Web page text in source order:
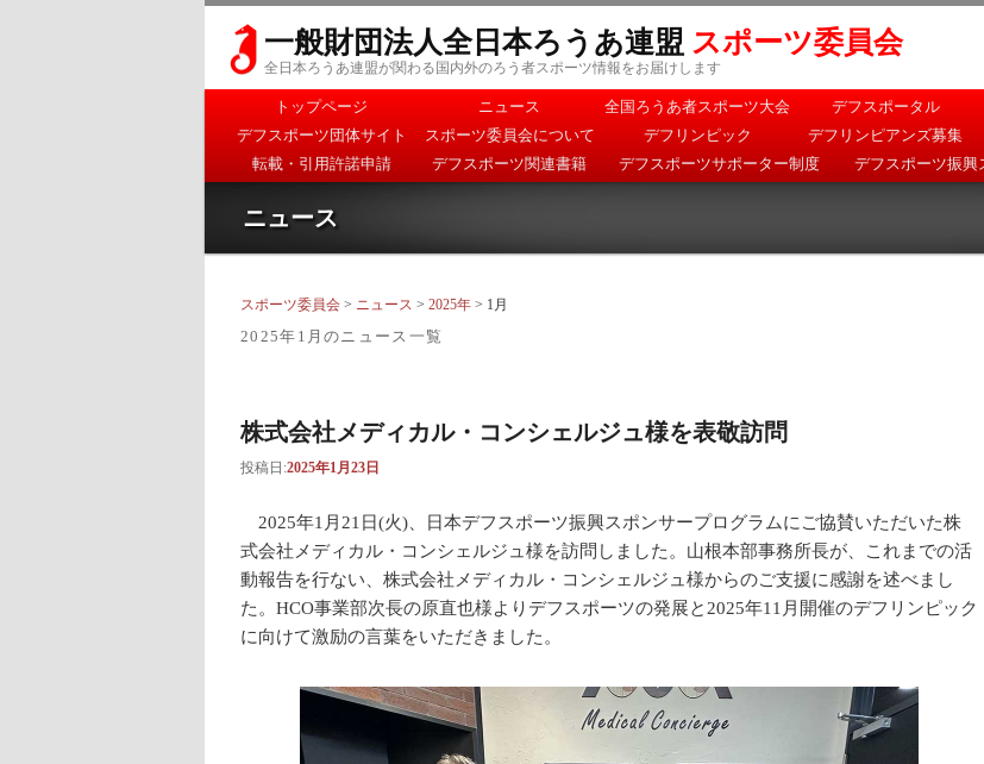
一般財団法人全日本ろうあ連盟 スポーツ委員会
全日本ろうあ連盟が関わる国内外のろう者スポーツ情報をお届けします
メインメニュー
メインコンテンツへ移
動
サブコンテンツへ移動
トップページ ニュース 全国ろうあ者スポーツ大会 デフスポータル
デフスポーツ団体サイト
スポーツ委員会について デフリンピック デフリンピアンズ募集
転載・引用許諾申請
デフスポーツ関連書籍 デフスポーツサポーター制度 デフスポーツ振興
ニュース
スポーツ委員会 > ニュース > 2025年 > 1月
2025年1月のニュース一覧
株式会社メディカル・コンシェルジュ様を表敬訪問
投稿日:2025年1月23日
2025年1月21日(火)、日本デフスポーツ振興スポンサープログラムにご協賛いただいた株
式会社メディカル・コンシェルジュ様を訪問しました。山根本部事務所長が、これまでの活
動報告を行ない、株式会社メディカル・コンシェルジュ様からのご支援に感謝を述べまし
た。HCO事業部次長の原直也様よりデフスポーツの発展と2025年11月開催のデフリンピック
に向けて激励の言葉をいただきました。